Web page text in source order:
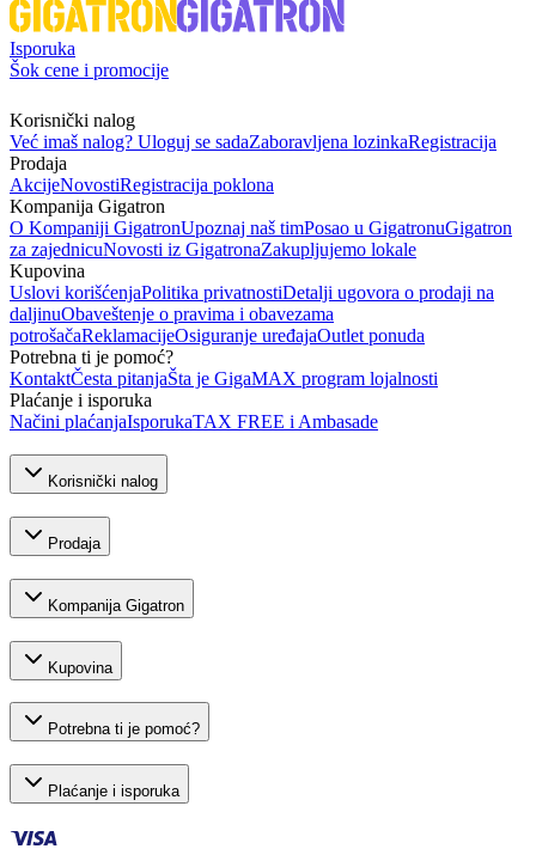
Isporuka
Šok cene i promocije
Korisnički nalog
Već imaš nalog? Uloguj se sadaZaboravljena lozinkaRegistracija
Prodaja
AkcijeNovostiRegistracija poklona
Kompanija Gigatron
O Kompaniji GigatronUpoznaj naš timPosao u GigatronuGigatron
za zajednicuNovosti iz GigatronaZakupljujemo lokale
Kupovina
Uslovi korišćenjaPolitika privatnostiDetalji ugovora o prodaji na
daljinuObaveštenje o pravima i obavezama
potrošačaReklamacijeOsiguranje uređajaOutlet ponuda
Potrebna ti je pomoć?
KontaktČesta pitanjaŠta je GigaMAX program lojalnosti
Plaćanje i isporuka
Načini plaćanjaIsporukaTAX FREE i Ambasade
Korisnički nalog
Prodaja
Kompanija Gigatron
Kupovina
Potrebna ti je pomoć?
Plaćanje i isporuka